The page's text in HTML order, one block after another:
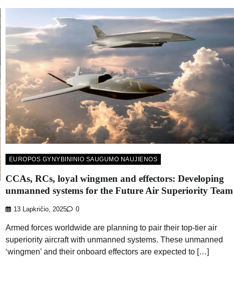
EUROPOS GYNYBININIO SAUGUMO NAUJIENOS
CCAs, RCs, loyal wingmen and effectors: Developing
unmanned systems for the Future Air Superiority Team
13 Lapkričio, 2025 0
Armed forces worldwide are planning to pair their top-tier air
superiority aircraft with unmanned systems. These unmanned
‘wingmen’ and their onboard effectors are expected to […]